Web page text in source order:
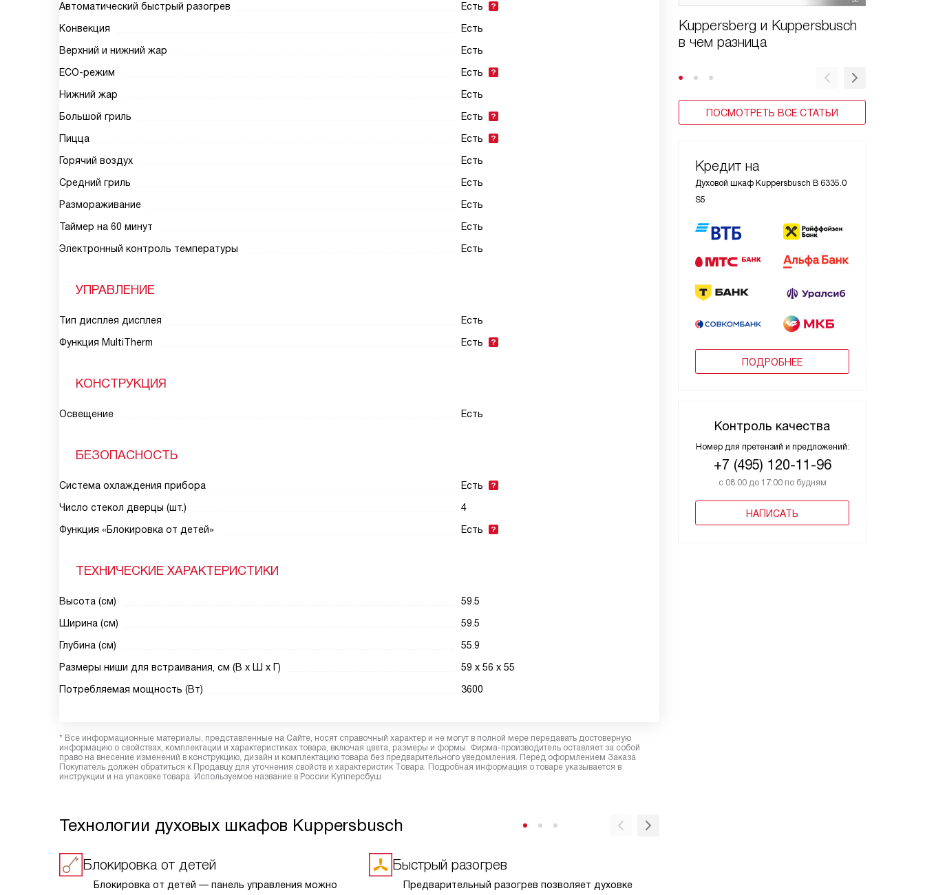
Kuppersberg и Kuppersbusch
в чем разница
ПОСМОТРЕТЬ ВСЕ СТАТЬИ
Кредит на
Духовой шкаф Kuppersbusch B 6335.0
S5
ПОДРОБНЕЕ
Контроль качества
Номер для претензий и предложений:
+7 (495) 120-11-96
с 08:00 до 17:00 по будням
НАПИСАТЬ
Автоматический быстрый разогрев
Есть
Конвекция
Есть
Верхний и нижний жар
Есть
ECO-режим
Есть
Нижний жар
Есть
Большой гриль
Есть
Пицца
Есть
Горячий воздух
Есть
Средний гриль
Есть
Размораживание
Есть
Таймер на 60 минут
Есть
Электронный контроль температуры
Есть
УПРАВЛЕНИЕ
Тип дисплея дисплея
Есть
Функция MultiTherm
Есть
КОНСТРУКЦИЯ
Освещение Есть
БЕЗОПАСНОСТЬ
Система охлаждения прибора
Есть
Число стекол дверцы (шт.)
4
Функция «Блокировка от детей»
Есть
ТЕХНИЧЕСКИЕ ХАРАКТЕРИСТИКИ
Высота (см)
59.5
Ширина (см)
59.5
Глубина (см)
55.9
Размеры ниши для встраивания, см (В х Ш х Г)
59 х 56 х 55
Потребляемая мощность (Вт)
3600
* Все информационные материалы, представленные на Сайте, носят справочный характер и не могут в полной мере передавать достоверную
информацию о свойствах, комплектации и характеристиках товара, включая цвета, размеры и формы. Фирма-производитель оставляет за собой
право на внесение изменений в конструкцию, дизайн и комплектацию товара без предварительного уведомления. Перед оформлением Заказа
Покупатель должен обратиться к Продавцу для уточнения свойств и характеристик Товара. Подробная информация о товаре указывается в
инструкции и на упаковке товара. Используемое название в России Купперсбуш
Технологии духовых шкафов Kuppersbusch
Блокировка от детей
Блокировка от детей — панель управления можно
Быстрый разогрев
Предварительный разогрев позволяет духовке